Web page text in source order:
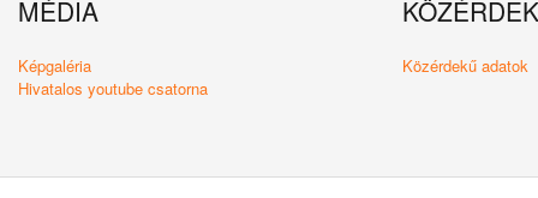
MÉDIA
Képgaléria
Hivatalos youtube csatorna
Közérdekű adatok